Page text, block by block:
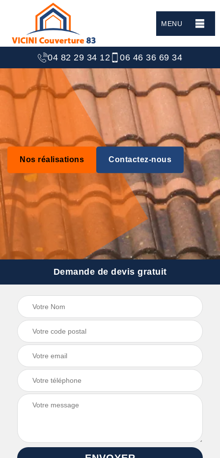
MENU
04 82 29 34 12 06 46 36 69 34
Nos réalisations Contactez-nous
Demande de devis gratuit